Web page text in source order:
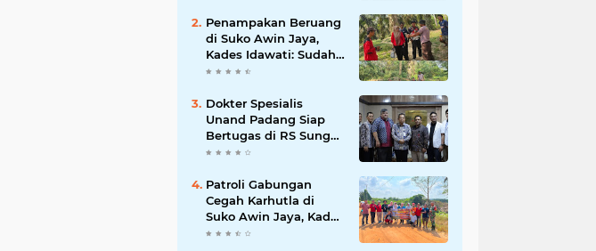
Penampakan Beruang
di Suko Awin Jaya,
Kades Idawati: Sudah
Lapor BKSDA Jambi
Dokter Spesialis
Unand Padang Siap
Bertugas di RS Sungai
Bahar, Bupati BBS
Patroli Gabungan
Cegah Karhutla di
Suko Awin Jaya, Kades
Idawati Gandeng PT